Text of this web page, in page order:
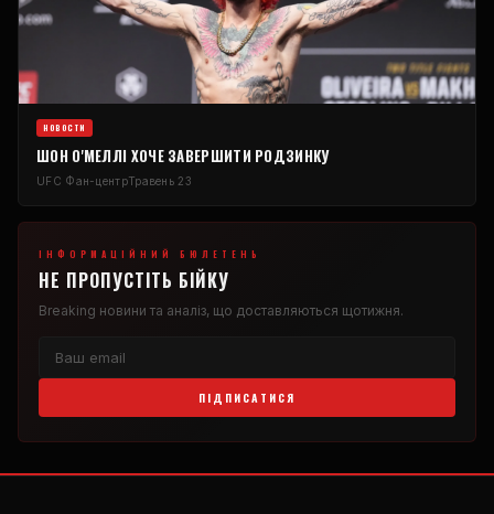
НОВОСТИ
ШОН О'МЕЛЛІ ХОЧЕ ЗАВЕРШИТИ РОДЗИНКУ
UFC Фан-центрТравень 23
ІНФОРМАЦІЙНИЙ БЮЛЕТЕНЬ
НЕ ПРОПУСТІТЬ БІЙКУ
Breaking новини та аналіз, що доставляються щотижня.
ПІДПИСАТИСЯ